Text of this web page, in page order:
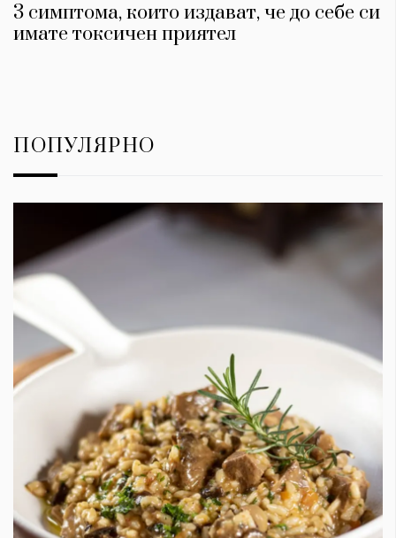
3 симптома, които издават, че до себе си
имате токсичен приятел
ПОПУЛЯРНО